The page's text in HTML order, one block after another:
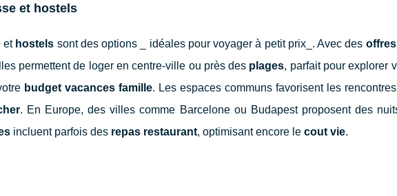
et hostels
et hostels sont des options _ idéales pour voyager à petit prix_. Avec des
permettent de loger en centre-ville ou près des plages, parfait pour explorer
budget vacances famille. Les espaces communs favorisent les
. En Europe, des villes comme Barcelone ou Budapest proposent des
incluent parfois des repas restaurant, optimisant encore le cout vie.